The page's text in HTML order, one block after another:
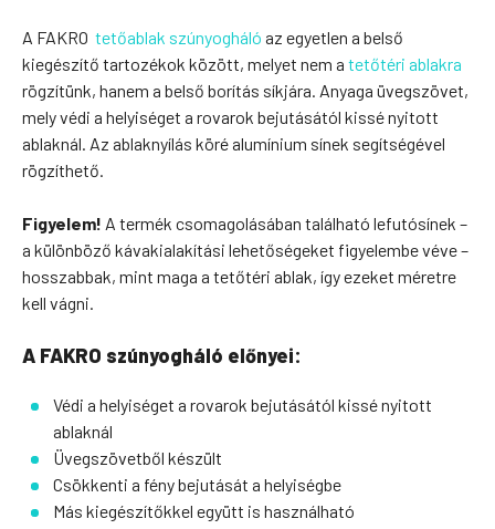
A FAKRO tetőablak szúnyogháló az egyetlen a belső
kiegészítő tartozékok között, melyet nem a tetőtéri ablakra
rögzítünk, hanem a belső borítás síkjára. Anyaga üvegszövet,
mely védi a helyiséget a rovarok bejutásától kissé nyitott
ablaknál. Az ablaknyílás köré alumínium sínek segítségével
rögzíthető.
Figyelem! A termék csomagolásában található lefutósínek –
a különböző kávakialakítási lehetőségeket figyelembe véve –
hosszabbak, mint maga a tetőtéri ablak, így ezeket méretre
kell vágni.
A FAKRO szúnyogháló előnyei:
Védi a helyiséget a rovarok bejutásától kissé nyitott
ablaknál
Üvegszövetből készült
Csökkenti a fény bejutását a helyiségbe
Más kiegészítőkkel együtt is használható